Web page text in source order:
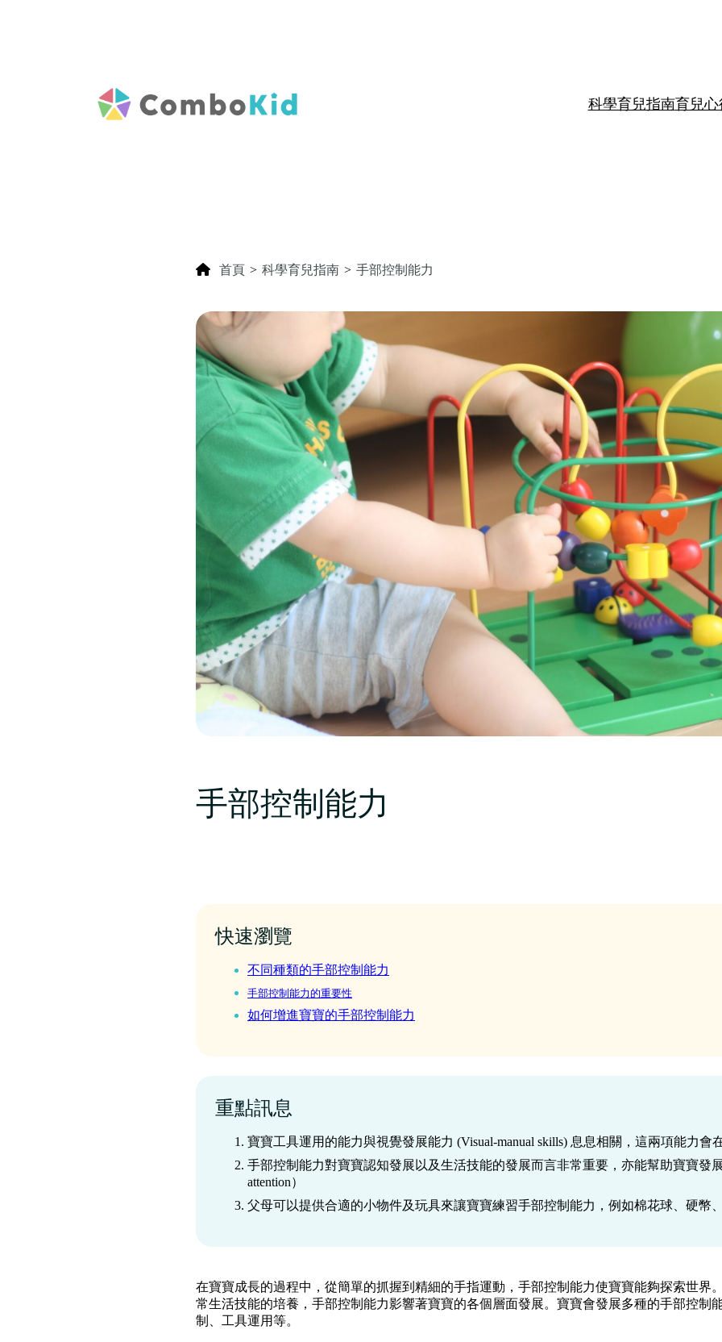
科學育兒指南育兒心
首頁 > 科學育兒指南 > 手部控制能力
手部控制能力
快速瀏覽
不同種類的手部控制能力
‍手部控制能力的重要性
如何增進寶寶的手部控制能力
重點訊息
寶寶工具運用的能力與視覺發展能力 (Visual-manual skills) 息息相關，這兩項能力會
手部控制能力對寶寶認知發展以及生活技能的發展而言非常重要，亦能幫助寶寶發
attention）
父母可以提供合適的小物件及玩具來讓寶寶練習手部控制能力，例如棉花球、硬幣
在寶寶成長的過程中，從簡單的抓握到精細的手指運動，手部控制能力使寶寶能夠探索世界
常生活技能的培養，手部控制能力影響著寶寶的各個層面發展。寶寶會發展多種的手部控制
制、工具運用等。